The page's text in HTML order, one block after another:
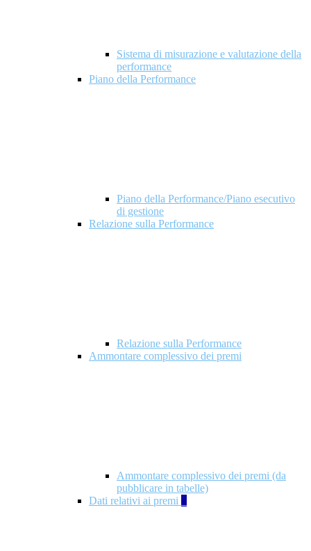
Sistema di misurazione e valutazione della
performance
Piano della Performance
Piano della Performance/Piano esecutivo
di gestione
Relazione sulla Performance
Relazione sulla Performance
Ammontare complessivo dei premi
Ammontare complessivo dei premi (da
pubblicare in tabelle)
Dati relativi ai premi 5